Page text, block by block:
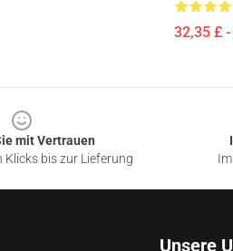
32,35 £
mit Vertrauen
bis zur Lieferung
Unsere